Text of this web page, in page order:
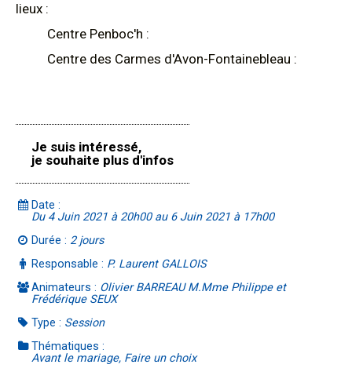
lieux :
Centre Penboc'h :
Centre des Carmes d'Avon-Fontainebleau :
Je suis intéressé,
je souhaite plus d'infos
Date :
Du 4 Juin 2021 à 20h00 au 6 Juin 2021 à 17h00
Durée : 2 jours
Responsable : P. Laurent GALLOIS
Animateurs : Olivier BARREAU M.Mme Philippe et
Frédérique SEUX
Type : Session
Thématiques :
Avant le mariage, Faire un choix